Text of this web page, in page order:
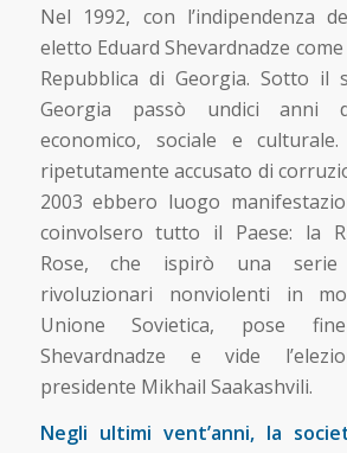
Nel 1992, con l’indipendenza
eletto Eduard Shevardnadze
Repubblica di Georgia. Sotto il
Georgia passò undici anni
economico, sociale e
ripetutamente accusato di
2003 ebbero luogo
coinvolsero tutto il Paese: la
Rose, che ispirò una serie
rivoluzionari nonviolenti in
Unione Sovietica, pose
Shevardnadze e vide
presidente Mikhail Saakashvili.
Negli ultimi vent’anni, la